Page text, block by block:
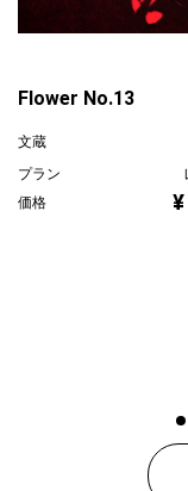
Flower No.13
文蔵
プラン
価格